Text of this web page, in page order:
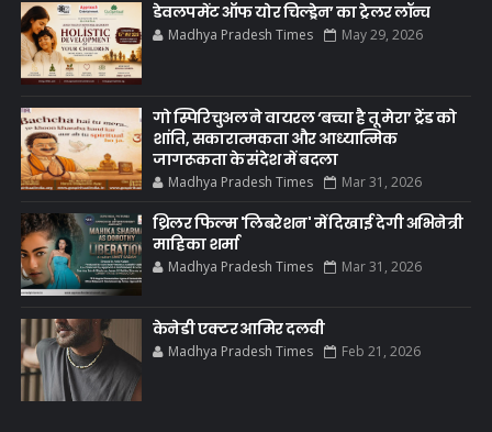
डेवलपमेंट ऑफ योर चिल्ड्रेन’ का ट्रेलर लॉन्च
Madhya Pradesh Times May 29, 2026
गो स्पिरिचुअल ने वायरल ‘बच्चा है तू मेरा’ ट्रेंड को
शांति, सकारात्मकता और आध्यात्मिक
जागरूकता के संदेश में बदला
Madhya Pradesh Times Mar 31, 2026
थ्रिलर फिल्म 'लिबरेशन' में दिखाई देगी अभिनेत्री
माहिका शर्मा
Madhya Pradesh Times Mar 31, 2026
केनेडी एक्टर आमिर दलवी
Madhya Pradesh Times Feb 21, 2026